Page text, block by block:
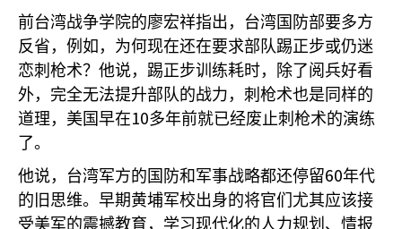
前台湾战争学院的廖宏祥指出，台湾国防部要多方
反省，例如，为何现在还在要求部队踢正步或仍迷
恋刺枪术？他说，踢正步训练耗时，除了阅兵好看
外，完全无法提升部队的战力，刺枪术也是同样的
道理，美国早在10多年前就已经废止刺枪术的演练
了。
他说，台湾军方的国防和军事战略都还停留60年代
的旧思维。早期黄埔军校出身的将官们尤其应该接
受美军的震撼教育，学习现代化的人力规划、情报